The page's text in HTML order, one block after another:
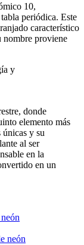
10,
periódica. Este
característico
nombre proviene
donde
elemento más
únicas y su
al ser
en la
en un
neón